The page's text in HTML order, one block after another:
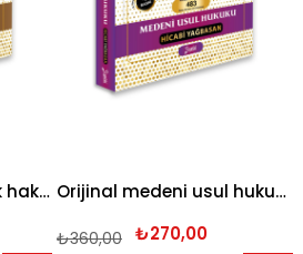
Orijinal medeni hukuk hakimlik çıkmış soru bankası 2025
Orijinal medeni usul hukuku hakimlik çıkmış soru bankası 2025
₺270,00
₺360,00